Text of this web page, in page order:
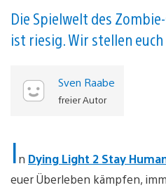
Die Spielwelt des
ist riesig. Wir stellen
Sven Raabe
freier Autor
In Dying Light 2 Stay
euer Überleben kämpfen,